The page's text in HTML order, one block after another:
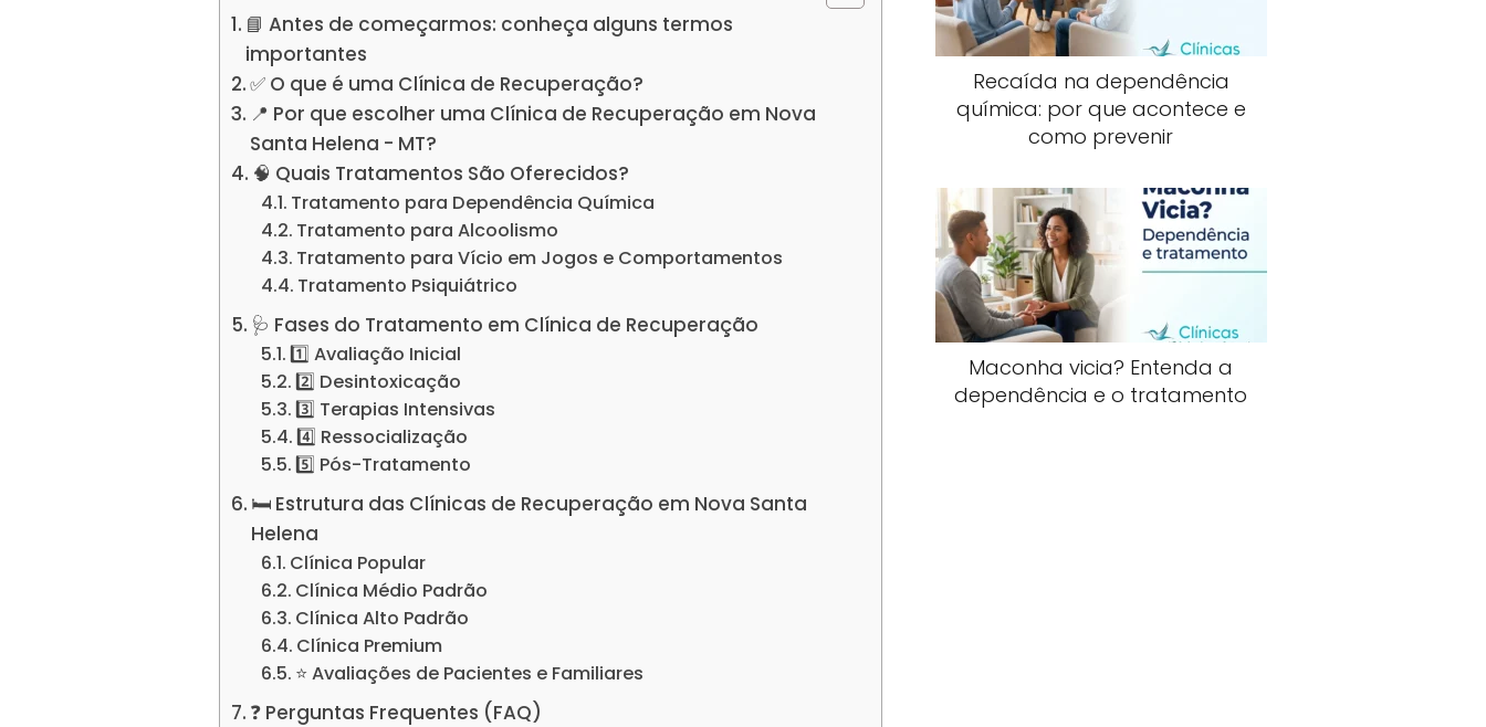
📘 Antes de começarmos: conheça alguns termos
importantes
✅ O que é uma Clínica de Recuperação?
📍 Por que escolher uma Clínica de Recuperação em Nova
Santa Helena - MT?
🧠 Quais Tratamentos São Oferecidos?
Tratamento para Dependência Química
Tratamento para Alcoolismo
Tratamento para Vício em Jogos e Comportamentos
Tratamento Psiquiátrico
🩺 Fases do Tratamento em Clínica de Recuperação
1️⃣ Avaliação Inicial
2️⃣ Desintoxicação
3️⃣ Terapias Intensivas
4️⃣ Ressocialização
5️⃣ Pós-Tratamento
🛏️ Estrutura das Clínicas de Recuperação em Nova Santa
Helena
Clínica Popular
Clínica Médio Padrão
Clínica Alto Padrão
Clínica Premium
⭐ Avaliações de Pacientes e Familiares
❓ Perguntas Frequentes (FAQ)
Recaída na dependência
química: por que acontece e
como prevenir
Maconha vicia? Entenda a
dependência e o tratamento